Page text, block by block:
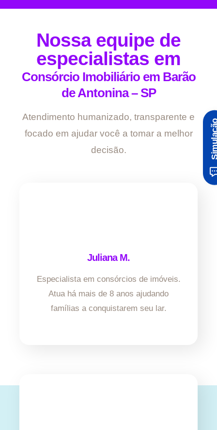
Nossa equipe de
especialistas em
Consórcio Imobiliário em Barão
de Antonina – SP
Atendimento humanizado, transparente e
focado em ajudar você a tomar a melhor
decisão.
Juliana M.
Especialista em consórcios de imóveis.
Atua há mais de 8 anos ajudando
famílias a conquistarem seu lar.